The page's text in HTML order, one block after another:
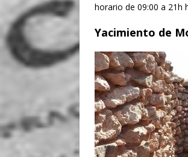
horario de 09:00 a 21h
Yacimiento de